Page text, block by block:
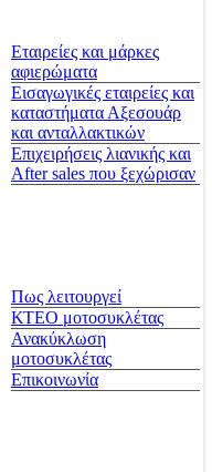
Εταιρείες και μάρκες
αφιερώματα
Εισαγωγικές εταιρείες και
καταστήματα Αξεσουάρ
και ανταλλακτικών
Επιχειρήσεις λιανικής και
After sales που ξεχώρισαν
Πως λειτουργεί
ΚΤΕΟ μοτοσυκλέτας
Ανακύκλωση
μοτοσυκλέτας
Επικοινωνία